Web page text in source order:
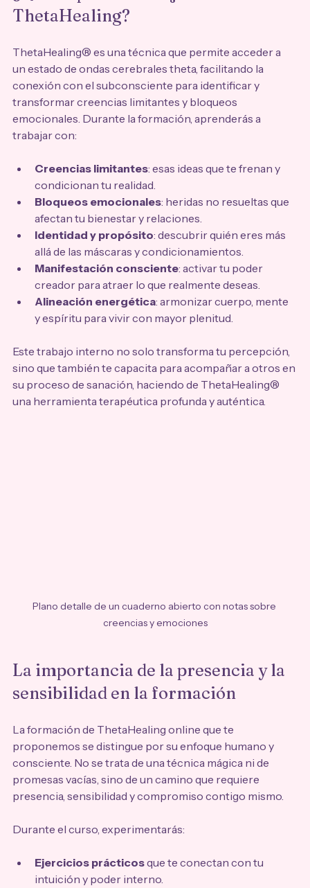
ThetaHealing?
ThetaHealing® es una técnica que permite acceder a
un estado de ondas cerebrales theta, facilitando la
conexión con el subconsciente para identificar y
transformar creencias limitantes y bloqueos
emocionales. Durante la formación, aprenderás a
trabajar con:
Creencias limitantes: esas ideas que te frenan y
condicionan tu realidad.
Bloqueos emocionales: heridas no resueltas que
afectan tu bienestar y relaciones.
Identidad y propósito: descubrir quién eres más
allá de las máscaras y condicionamientos.
Manifestación consciente: activar tu poder
creador para atraer lo que realmente deseas.
Alineación energética: armonizar cuerpo, mente
y espíritu para vivir con mayor plenitud.
Este trabajo interno no solo transforma tu percepción,
sino que también te capacita para acompañar a otros en
su proceso de sanación, haciendo de ThetaHealing®
una herramienta terapéutica profunda y auténtica.
Plano detalle de un cuaderno abierto con notas sobre
creencias y emociones
La importancia de la presencia y la
sensibilidad en la formación
La formación de ThetaHealing online que te
proponemos se distingue por su enfoque humano y
consciente. No se trata de una técnica mágica ni de
promesas vacías, sino de un camino que requiere
presencia, sensibilidad y compromiso contigo mismo.
Durante el curso, experimentarás:
Ejercicios prácticos que te conectan con tu
intuición y poder interno.